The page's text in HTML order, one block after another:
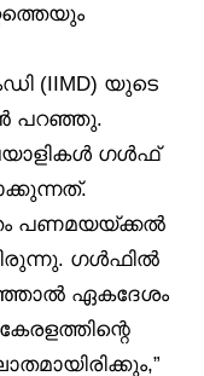
(IIMD) യുടെ
പറഞ്ഞു.
ഗൾഫ്
പണമയയ്ക്കൽ
ഗൾഫിൽ
ഏകദേശം